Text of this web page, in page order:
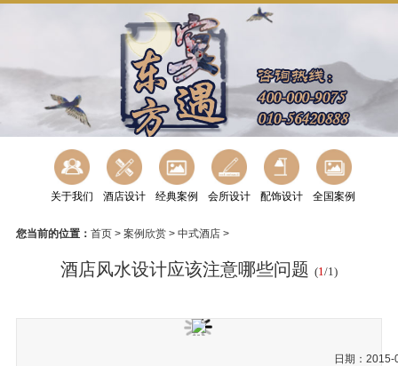
关于我们 酒店设计 经典案例 会所设计 配饰设计 全国案例
您当前的位置： 首页> 案例欣赏> 中式酒店>
酒店风水设计应该注意哪些问题 (1/1)
日期：